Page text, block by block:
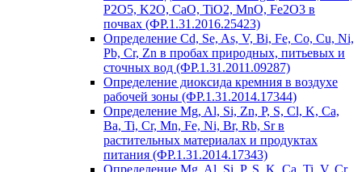
P2O5, K2O, CaO, TiO2, MnO, Fe2O3 в
почвах (ФР.1.31.2016.25423)
Определение Cd, Se, As, V, Bi, Fe, Co, Cu, Ni,
Pb, Cr, Zn в пробах природных, питьевых и
сточных вод (ФР.1.31.2011.09287)
Определение диоксида кремния в воздухе
рабочей зоны (ФР.1.31.2014.17344)
Определение Mg, Al, Si, Zn, P, S, Cl, K, Ca,
Ba, Ti, Cr, Mn, Fe, Ni, Br, Rb, Sr в
растительных материалах и продуктах
питания (ФР.1.31.2014.17343)
Определение Mg, Al, Si, P, S, K, Ca, Ti, V, Cr,